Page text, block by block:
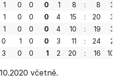
1 0 0 0 1 8 : 8
3
1 0 0 0 4 15 : 20
3
1 0 0 0 4 10 : 19
3
0 1 0 0 3 11 : 24
2
3 0 0 1 2 20 : 16 10
včetně.